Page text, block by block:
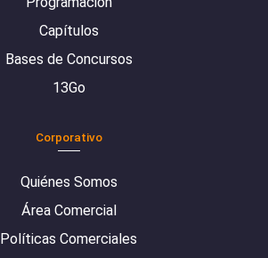
Capítulos
Bases de Concursos
13Go
Corporativo
Quiénes Somos
Área Comercial
Políticas Comerciales